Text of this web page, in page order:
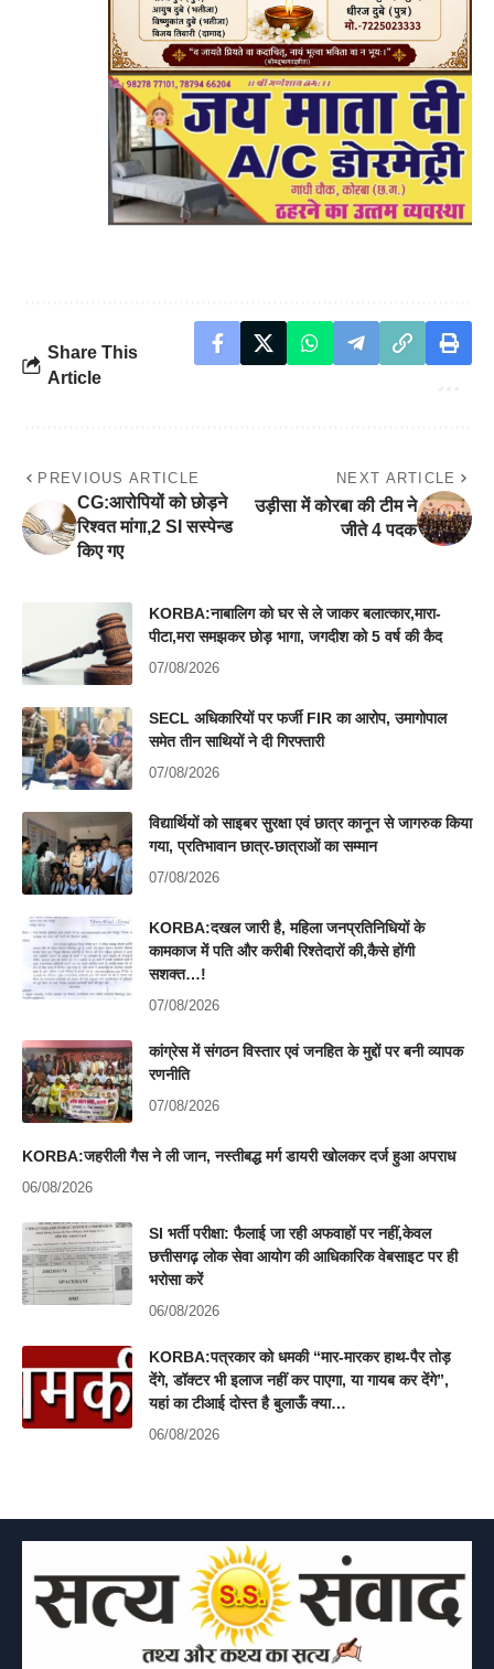
Share This
Article
PREVIOUS ARTICLE
CG:आरोपियों को छोड़ने
रिश्वत मांगा,2 SI सस्पेन्ड
किए गए
NEXT ARTICLE
उड़ीसा में कोरबा की टीम ने
जीते 4 पदक
KORBA:नाबालिग को घर से ले जाकर बलात्कार,मारा-
पीटा,मरा समझकर छोड़ भागा, जगदीश को 5 वर्ष की कैद
07/08/2026
SECL अधिकारियों पर फर्जी FIR का आरोप, उमागोपाल
समेत तीन साथियों ने दी गिरफ्तारी
07/08/2026
विद्यार्थियों को साइबर सुरक्षा एवं छात्र कानून से जागरुक किया
गया, प्रतिभावान छात्र-छात्राओं का सम्मान
07/08/2026
KORBA:दखल जारी है, महिला जनप्रतिनिधियों के
कामकाज में पति और करीबी रिश्तेदारों की,कैसे होंगी
सशक्त…!
07/08/2026
कांग्रेस में संगठन विस्तार एवं जनहित के मुद्दों पर बनी व्यापक
रणनीति
07/08/2026
KORBA:जहरीली गैस ने ली जान, नस्तीबद्ध मर्ग डायरी खोलकर दर्ज हुआ अपराध
06/08/2026
SI भर्ती परीक्षा: फैलाई जा रही अफवाहों पर नहीं,केवल
छत्तीसगढ़ लोक सेवा आयोग की आधिकारिक वेबसाइट पर ही
भरोसा करें
06/08/2026
KORBA:पत्रकार को धमकी “मार-मारकर हाथ-पैर तोड़
देंगे, डॉक्टर भी इलाज नहीं कर पाएगा, या गायब कर देंगे”,
यहां का टीआई दोस्त है बुलाऊँ क्या…
06/08/2026